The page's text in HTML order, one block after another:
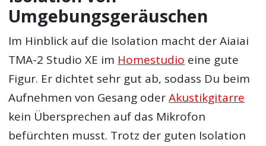
Umgebungsgeräuschen
Im Hinblick auf die Isolation macht der Aiaiai
TMA-2 Studio XE im Homestudio eine gute
Figur. Er dichtet sehr gut ab, sodass Du beim
Aufnehmen von Gesang oderAkustikgitarre
kein Übersprechen auf das Mikrofon
befürchten musst. Trotz der guten Isolation